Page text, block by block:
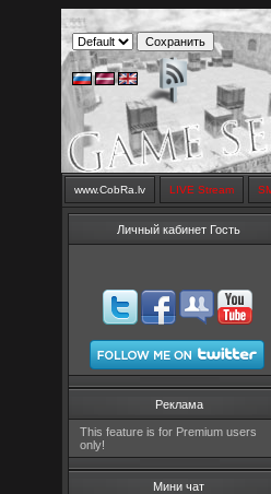
www.CobRa.lv LIVE Stream
Личный кабинет Гость
Реклама
This feature is for Premium users
only!
Мини чат